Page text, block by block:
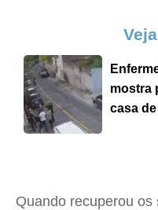
mostra
casa
Quando recuperou